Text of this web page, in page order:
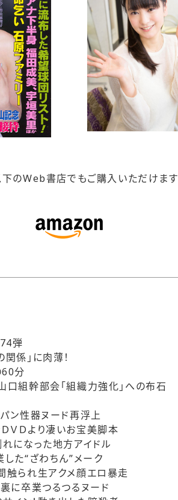
のWeb書店でもご購入いただけます
弾
係」に肉薄！
分
組幹部会「組織力強化」への布石
ン性器ヌード再浮上
Ｄより凄いお宝美脚本
になった地方アイドル
た“ざわちん”メーク
られ生アクメ顔エロ暴走
に卒業つるつるヌード